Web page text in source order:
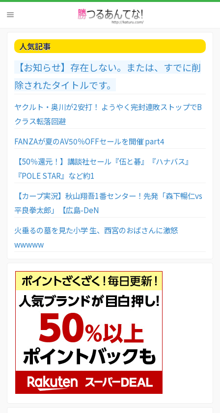
人気記事
【お知らせ】存在しない。または、すでに削
除されたタイトルです。
ヤクルト・奥川が2安打！ ようやく完封連敗ストップでB
クラス転落回避
FANZAが夏のAV50％OFFセールを開催 part4
【50％還元！】講談社セール『伍と碁』『ハナバス』
『POLE STAR』など約1
【カープ実況】秋山翔吾1番センター！先発「森下暢仁vs
平良拳太郎」【広島-DeN
火垂るの墓を見た小学 生、西宮のおばさんに激怒
wwwww